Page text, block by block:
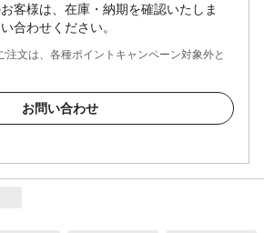
客様は、在庫・納期を確認いたしま
合わせください。
文は、各種ポイントキャンペーン対象外と
お問い合わせ